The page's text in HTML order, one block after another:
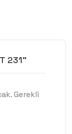
231”
Gerekli